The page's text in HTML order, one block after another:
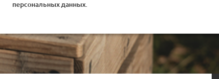
персональных данных